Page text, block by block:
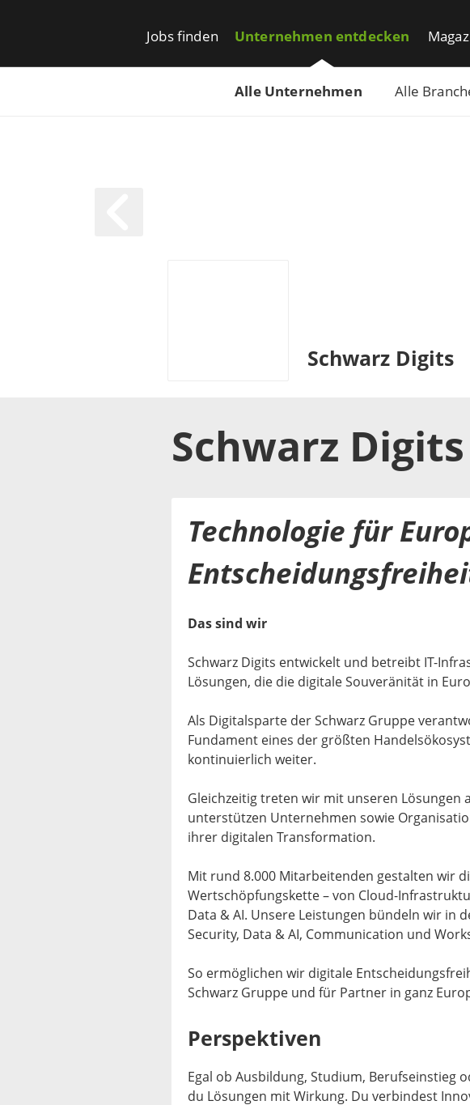
Jobs finden Unternehmen entdecken
Alle Unternehmen Alle
Schwarz Digits
Schwarz Digits
Technologie für
Das sind wir
Schwarz Digits entwickelt und betreibt IT-
Lösungen, die die digitale Souveränität in
Als Digitalsparte der Schwarz Gruppe
Fundament eines der größten
kontinuierlich weiter.
Gleichzeitig treten wir mit unseren Lösungen
unterstützen Unternehmen sowie
ihrer digitalen Transformation.
Mit rund 8.000 Mitarbeitenden gestalten wir
Wertschöpfungskette – von Cloud-
Data & AI. Unsere Leistungen bündeln wir in
Security, Data & AI, Communication und
So ermöglichen wir digitale
Schwarz Gruppe und für Partner in ganz
Perspektiven
Egal ob Ausbildung, Studium, Berufseinstieg
du Lösungen mit Wirkung. Du verbindest